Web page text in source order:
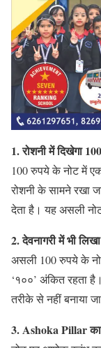
1. रोशनी में दिखेगा 100
100 रुपये के नोट में
रोशनी के सामने रखा
देता है। यह असली
2. देवनागरी में भी
असली 100 रुपये के
‘१००’ अंकित रहता
तरीके से नहीं बनाया
3. Ashoka Pillar